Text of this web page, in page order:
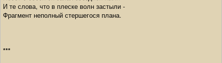
И те слова, что в плеске волн застыли -
Фрагмент неполный стершегося плана.
***